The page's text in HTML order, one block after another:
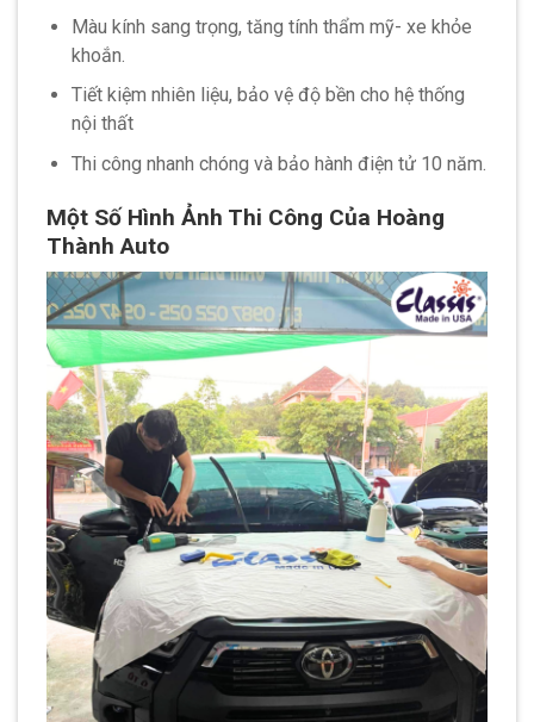
Màu kính sang trọng, tăng tính thẩm mỹ- xe khỏe
khoắn.
Tiết kiệm nhiên liệu, bảo vệ độ bền cho hệ thống
nội thất
Thi công nhanh chóng và bảo hành điện tử 10 năm.
Một Số Hình Ảnh Thi Công Của Hoàng
Thành Auto